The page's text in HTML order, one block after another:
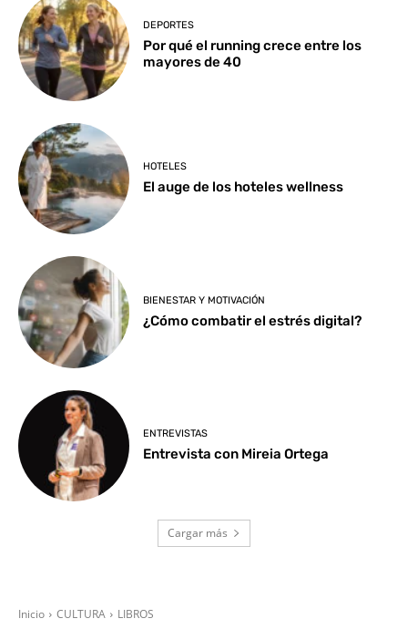
DEPORTES
Por qué el running crece entre los
mayores de 40
HOTELES
El auge de los hoteles wellness
BIENESTAR Y MOTIVACIÓN
¿Cómo combatir el estrés digital?
ENTREVISTAS
Entrevista con Mireia Ortega
Cargar más